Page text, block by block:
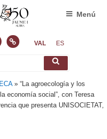
NormasVAL ES
Cerca
Menú
»“La agroecología y los
economía social”, con Teresa
que presenta UNISOCIETAT,